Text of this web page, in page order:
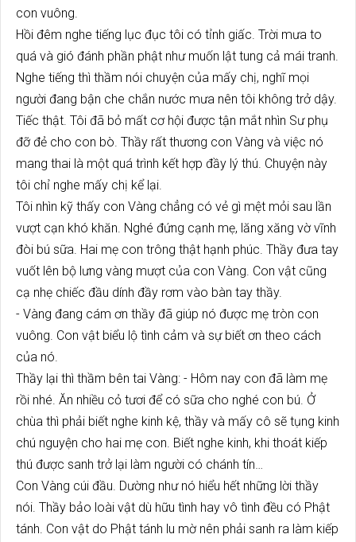
con vuông.
Hồi đêm nghe tiếng lục đục tôi có tỉnh giấc. Trời mưa to
quá và gió đánh phần phật như muốn lật tung cả mái tranh.
Nghe tiếng thì thầm nói chuyện của mấy chị, nghĩ mọi
người đang bận che chắn nước mưa nên tôi không trở dậy.
Tiếc thật. Tôi đã bỏ mất cơ hội được tận mắt nhìn Sư phụ
đỡ đẻ cho con bò. Thầy rất thương con Vàng và việc nó
mang thai là một quá trình kết hợp đầy lý thú. Chuyện này
tôi chỉ nghe mấy chị kể lại.
Tôi nhìn kỹ thấy con Vàng chẳng có vẻ gì mệt mỏi sau lần
vượt cạn khó khăn. Nghé đứng cạnh mẹ, lăng xăng vờ vĩnh
đòi bú sữa. Hai mẹ con trông thật hạnh phúc. Thầy đưa tay
vuốt lên bộ lưng vàng mượt của con Vàng. Con vật cũng
cạ nhẹ chiếc đầu dính đầy rơm vào bàn tay thầy.
- Vàng đang cám ơn thầy đã giúp nó được mẹ tròn con
vuông. Con vật biểu lộ tình cảm và sự biết ơn theo cách
của nó.
Thầy lại thì thầm bên tai Vàng: - Hôm nay con đã làm mẹ
rồi nhé. Ăn nhiều cỏ tươi để có sữa cho nghé con bú. Ở
chùa thì phải biết nghe kinh kệ, thầy và mấy cô sẽ tụng kinh
chú nguyện cho hai mẹ con. Biết nghe kinh, khi thoát kiếp
thú được sanh trở lại làm người có chánh tín…
Con Vàng cúi đầu. Dường như nó hiểu hết những lời thầy
nói. Thầy bảo loài vật dù hữu tình hay vô tình đều có Phật
tánh. Con vật do Phật tánh lu mờ nên phải sanh ra làm kiếp